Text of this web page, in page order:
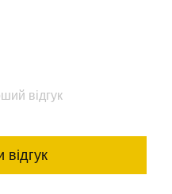
відгук
відгук